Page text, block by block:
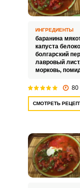
ИНГРЕДИЕНТЫ
баранина
капуста
болгарский
лавровый
морковь,
80
СМОТРЕТЬ